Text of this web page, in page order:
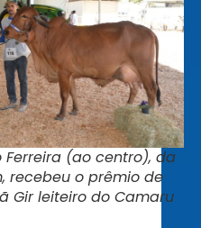
Ferreira (ao centro), da
recebeu o prêmio de
Gir leiteiro do Camaru